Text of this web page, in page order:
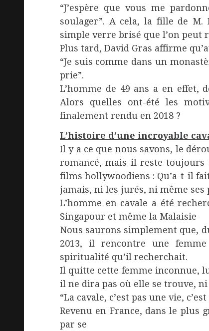
“J’espère que vous me
soulager”. A cela, la fille de M.
simple verre brisé que l’on peut
Plus tard, David Gras affirme
“Je suis comme dans un
prie”.
L’homme de 49 ans a en effet,
Alors quelles ont-été les
finalement rendu en 2018 ?
L’histoire d’une incroyable
Il y a ce que nous savons, le
romancé, mais il reste toujours
films hollywoodiens : Qu’a-t-il
jamais, ni les jurés, ni même ses
L’homme en cavale a été
Singapour et même la Malaisie
Nous saurons simplement que,
2013, il rencontre une
spiritualité qu’il recherchait.
Il quitte cette femme inconnue,
il ne dira pas où elle se trouve,
“La cavale, c’est pas une vie,
Revenu en France, dans le plus
par se